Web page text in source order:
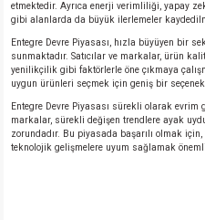
etmektedir. Ayrıca enerji verimliliği, yapay
gibi alanlarda da büyük ilerlemeler
Entegre Devre Piyasası, hızla büyüyen bir
sunmaktadır. Satıcılar ve markalar, ürün
yenilikçilik gibi faktörlerle öne çıkmaya
uygun ürünleri seçmek için geniş bir
Entegre Devre Piyasası sürekli olarak evrim
markalar, sürekli değişen trendlere ayak
zorundadır. Bu piyasada başarılı olmak
teknolojik gelişmelere uyum sağlamak